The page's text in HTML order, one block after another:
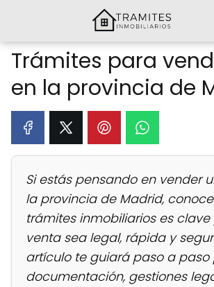
Trámites para
en la provincia de
Si estás pensando en vender
la provincia de Madrid,
trámites inmobiliarios es
venta sea legal, rápida y
artículo te guiará paso a paso
documentación, gestiones